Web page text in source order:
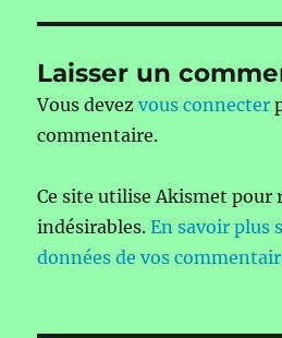
Laisser un
Vous devezvous connecter
commentaire.
Ce site utilise Akismet pour
indésirables.En savoir plus
données de vos